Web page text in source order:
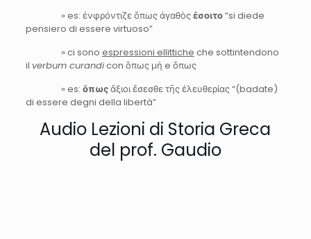
» es: ἐνφρόντιζε ὅπως ἀγαθὸςἔσοιτο“si diede
pensiero di essere virtuoso”
» ci sono espressioni ellittiche che sottintendono
il verbum curandicon ὅπως μή e ὅπως
» es: ὅπωςἄξιοι ἔσεσθε τῆς ἐλευθερίας “(badate)
di essere degni della libertà”
Audio Lezioni di Storia Greca
del prof. Gaudio